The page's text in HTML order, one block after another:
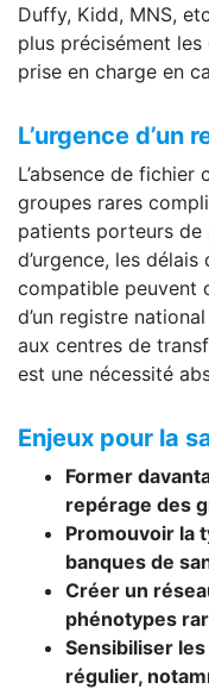
Duffy, Kidd, MNS,
plus précisément les
prise en charge en
L’urgence d’un
L’absence de fichier
groupes rares
patients porteurs de
d’urgence, les délais
compatible peuvent
d’un registre
aux centres de
est une nécessité
Enjeux pour la
Former
repérage des
Promouvoir la
banques de
Créer un
phénotypes
Sensibiliser
régulier,